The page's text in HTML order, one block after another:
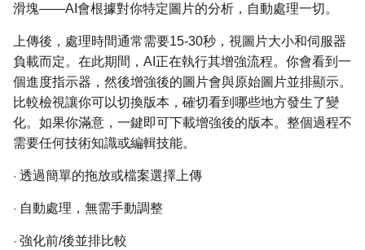
滑塊——AI會根據對你特定圖片的分析，自動處理一切。
上傳後，處理時間通常需要15-30秒，視圖片大小和伺服器
負載而定。在此期間，AI正在執行其增強流程。你會看到一
個進度指示器，然後增強後的圖片會與原始圖片並排顯示。
比較檢視讓你可以切換版本，確切看到哪些地方發生了變
化。如果你滿意，一鍵即可下載增強後的版本。整個過程不
需要任何技術知識或編輯技能。
· 透過簡單的拖放或檔案選擇上傳
· 自動處理，無需手動調整
· 強化前/後並排比較